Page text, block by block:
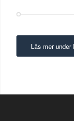
Läs mer under